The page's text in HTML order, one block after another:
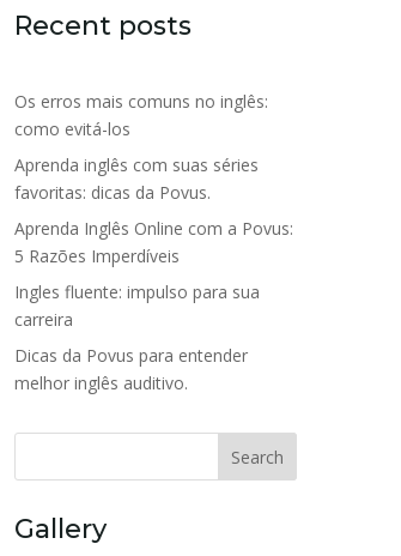
Recent posts
Os erros mais comuns no inglês:
como evitá-los
Aprenda inglês com suas séries
favoritas: dicas da Povus.
Aprenda Inglês Online com a Povus:
5 Razões Imperdíveis
Ingles fluente: impulso para sua
carreira
Dicas da Povus para entender
melhor inglês auditivo.
Search
Gallery